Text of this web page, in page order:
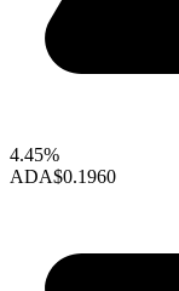
4.45%
ADA$0.1960